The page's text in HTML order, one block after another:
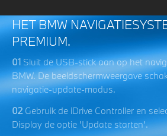
HET BMW
PREMIUM.
01 Sluit de USB-stick aan op het
BMW. De beeldschermweergave
navigatie-update-modus.
02 Gebruik de iDrive Controller en
Display de optie 'Update starten'.